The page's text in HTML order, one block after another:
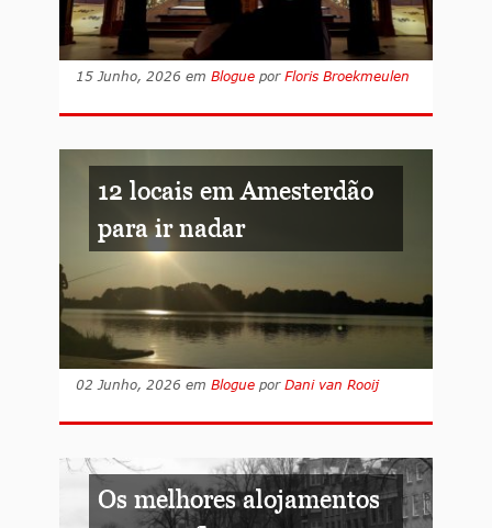
15 Junho, 2026 em Blogue por Floris Broekmeulen
12 locais em Amesterdão
para ir nadar
02 Junho, 2026 em Blogue por Dani van Rooij
Os melhores alojamentos